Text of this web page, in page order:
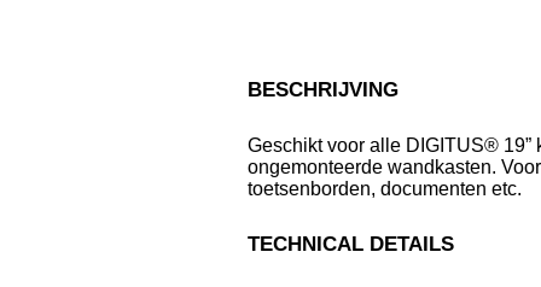
BESCHRIJVING
Geschikt voor alle DIGITUS® 19”
ongemonteerde wandkasten.
toetsenborden, documenten etc.
TECHNICAL DETAILS